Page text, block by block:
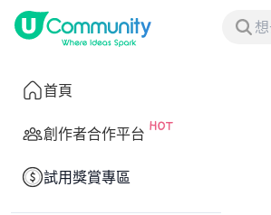
首頁
創作者合作平台
試用獎賞專區